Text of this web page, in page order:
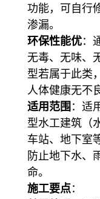
功能，可自行
渗漏。
环保性能优：
无毒、无味、
型若属于此类
人体健康无不
适用范围 ：适
型水工建筑（
车站、地下室
防止地下水、
命。
施工要点：